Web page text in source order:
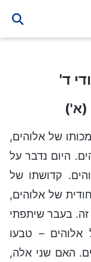
ד'
(א')
של אלוהים,
היום נדבר על
קדושתו של
של אלוהים,
זה. בעבר שיתפתי
אלוהים – טבעו
האם שני אלה,